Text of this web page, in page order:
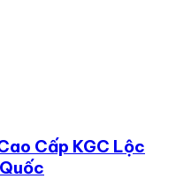
Cấp KGC Lộc